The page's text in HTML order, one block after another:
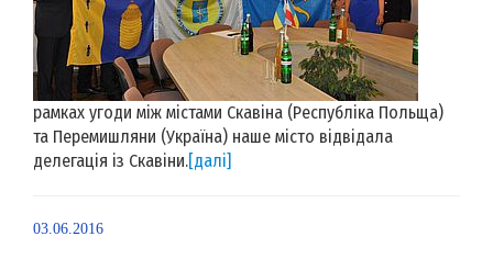
рамках угоди між містами Скавіна (Республіка Польща)
та Перемишляни (Україна) наше місто відвідала
делегація із Скавіни.[далі]
03.06.2016